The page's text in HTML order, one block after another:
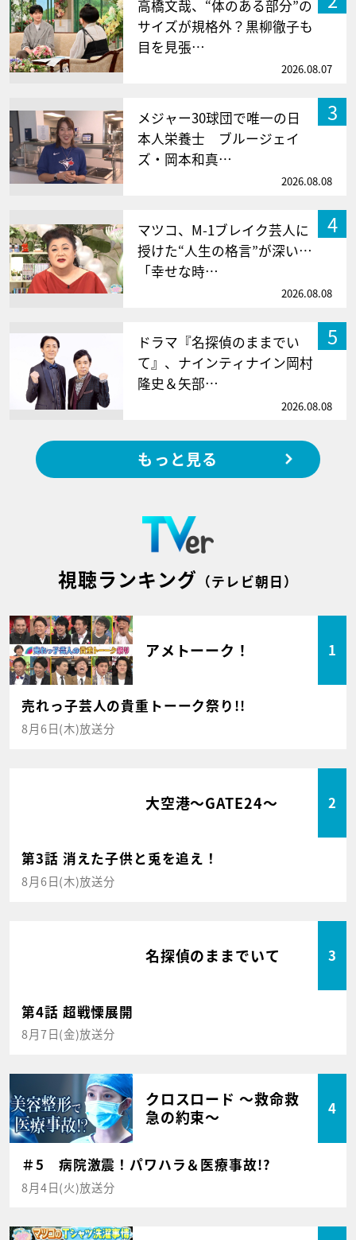
高橋文哉、“体のある部分”の
サイズが規格外？黒柳徹子も
目を見張…
2026.08.07
3
メジャー30球団で唯一の日
本人栄養士 ブルージェイ
ズ・岡本和真…
2026.08.08
4
マツコ、M-1ブレイク芸人に
授けた“人生の格言”が深い…
「幸せな時…
2026.08.08
5
ドラマ『名探偵のままでい
て』、ナインティナイン岡村
隆史＆矢部…
2026.08.08
もっと見る
視聴ランキング （テレビ朝日）
アメトーーク！ 1
売れっ子芸人の貴重トーーク祭り!!
8月6日(木)放送分
大空港～GATE24～ 2
第3話 消えた子供と兎を追え！
8月6日(木)放送分
名探偵のままでいて 3
第4話 超戦慄展開
8月7日(金)放送分
クロスロード ～救命救
急の約束～
4
＃5 病院激震！パワハラ＆医療事故!?
8月4日(火)放送分